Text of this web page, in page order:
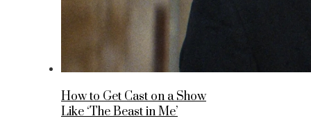
How to Get Cast on a Show
Like ‘The Beast in Me’